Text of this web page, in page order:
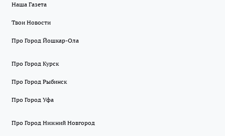
Наша Газета
Твои Новости
Про Город Йошкар-Ола
Про Город Курск
Про Город Рыбинск
Про Город Уфа
Про Город Нижний Новгород